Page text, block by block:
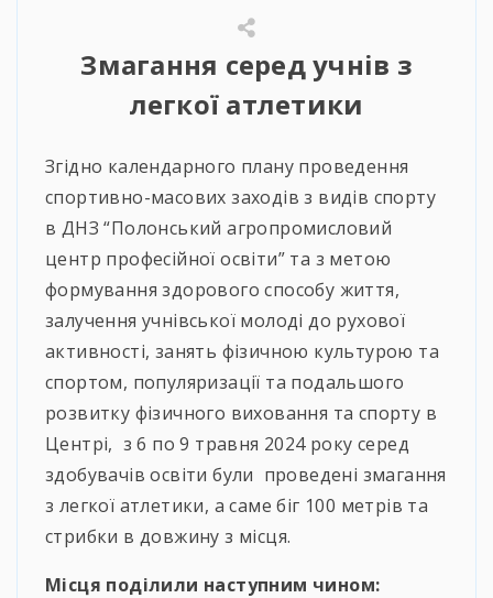
Змагання серед учнів з
легкої атлетики
Згідно календарного плану проведення
спортивно-масових заходів з видів спорту
в ДНЗ “Полонський агропромисловий
центр професійної освіти” та з метою
формування здорового способу життя,
залучення учнівської молоді до рухової
активності, занять фізичною культурою та
спортом, популяризації та подальшого
розвитку фізичного виховання та спорту в
Центрі, з 6 по 9 травня 2024 року серед
здобувачів освіти були проведені змагання
з легкої атлетики, а саме біг 100 метрів та
стрибки в довжину з місця.
Місця поділили наступним чином: